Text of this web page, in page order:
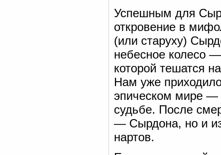
Успешным для
откровение в
(или старуху)
небесное колесо
которой тешатся
Нам уже
эпическом мире —
судьбе. После
— Сырдона, но и
нартов.